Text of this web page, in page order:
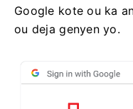
Google kote ou ka
ou deja genyen yo.